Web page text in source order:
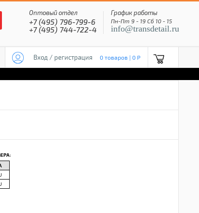
Оптовый отдел
+7 (495) 796-799-6
+7 (495) 744-722-4
График работы
Пн-Пт 9 - 19 Сб 10 - 15
info@transdetail.ru
Вход / регистрация 0 товаров | 0 P